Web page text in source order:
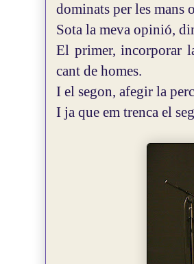
dominats per les mans
Sota la meva opinió,
El primer, incorporar
cant de homes.
I el segon, afegir la
I ja que em trenca el